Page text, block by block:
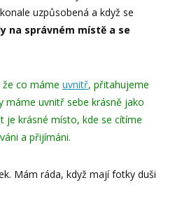
uzpůsobená a když se
na správném místě a se
co máme uvnitř, přitahujeme
máme uvnitř sebe krásně jako
je krásné místo, kde se cítíme
a přijímáni.
Mám ráda, když mají fotky duši